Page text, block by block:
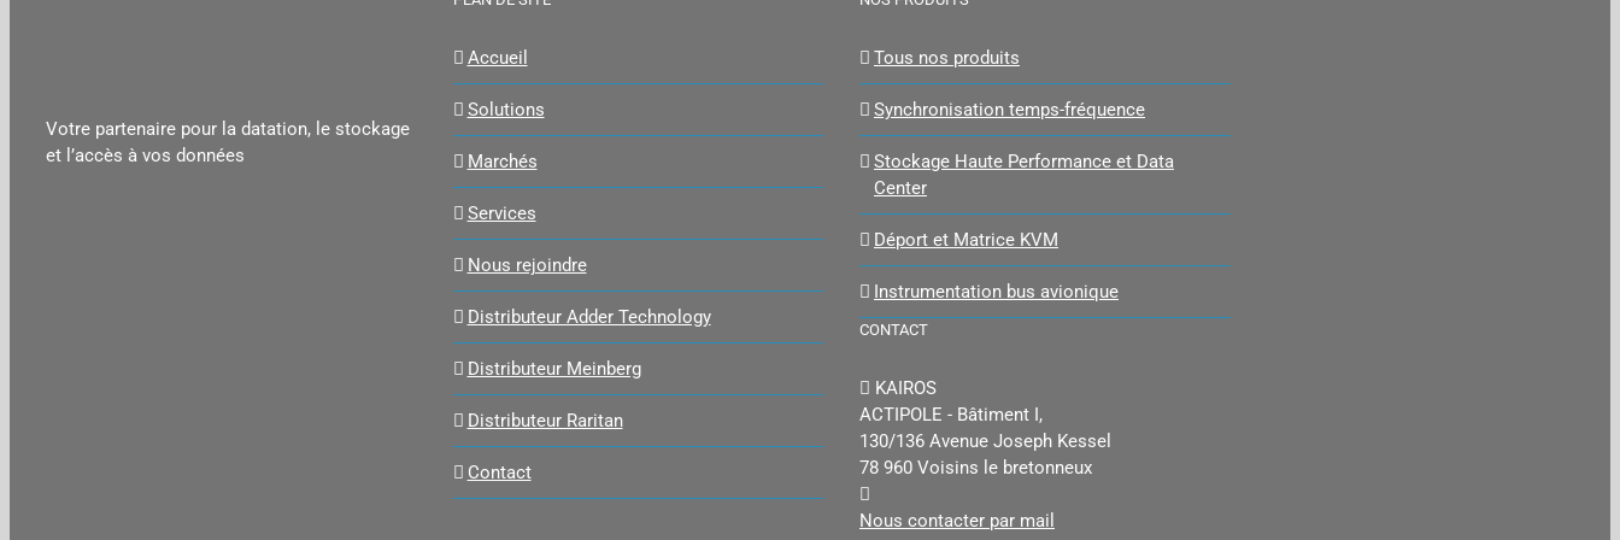
Votre partenaire pour la datation, le stockage
et l’accès à vos données
Accueil
Solutions
Marchés
Services
Nous rejoindre
Distributeur Adder Technology
Distributeur Meinberg
Distributeur Raritan
Contact
Tous nos produits
Synchronisation temps-fréquence
Stockage Haute Performance et Data
Center
Déport et Matrice KVM
Instrumentation bus avionique
CONTACT
KAIROS
ACTIPOLE - Bâtiment I,
130/136 Avenue Joseph Kessel
78 960 Voisins le bretonneux
Nous contacter par mail